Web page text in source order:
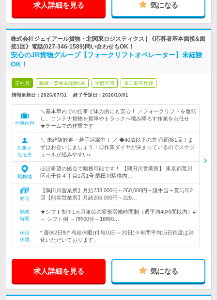
求人詳細を見る 気になる
株式会社ジェイアール貨物・北関東ロジスティクス | 《応募者基本面接&面
接1回》電話(027-346-1589)問い合わせもOK！
安心のJR貨物グループ【フォークリフトオペレーター】未経験
OK！
正社員 職種・業種未経験OK 学歴不問 第二新卒歓迎
情報更新日：2026/07/31 終了予定日： 2026/10/01
仕事内容
＼基本車内での仕事で体力的にも安心！ ／フォークリフトを運転
し、コンテナ貨物を貨車やトラックへ積み降ろす作業をお任せ！
★チームでの作業です
対象と
なる方
＼ 未経験歓迎・若手活躍中！ ／ ◆40歳以下の方 ◎面接1回！ま
ずはお会いしましょう！◎作業ダイヤが決まっているのでスケジ
ュールが組みやすい♪
勤務地
ほぼ希望の拠点で勤務可能です！ 【隅田川営業所】 東京都荒川
区南千住４丁目1番1号 隅田川駅構内…
給与
【隅田川営業所】月給238,000円～260,000円＋諸手当＋賞与年2
回【熊谷営業所】月給206,000円～228…
勤務
時間
★シフト制※1ヵ月単位の変形労働時間制（週平均40時間以内）#
～ シフト例 ～7時00分～18時0…
休日
休暇
* 週休2日制* 有給休暇(付与10日～20日)※年間平均15日程度は消
化いただいております。
求人詳細を見る 気になる